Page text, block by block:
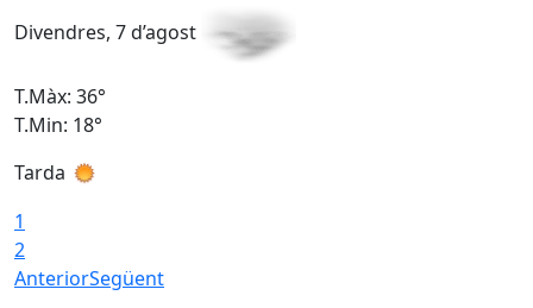
Divendres, 7 d’agost
T.Màx: 36°
T.Min: 18°
Tarda
1
2
AnteriorSegüent